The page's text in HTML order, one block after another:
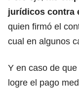
jurídicos contra
quien firmó el
cual en algunos
Y en caso de
logre el pago